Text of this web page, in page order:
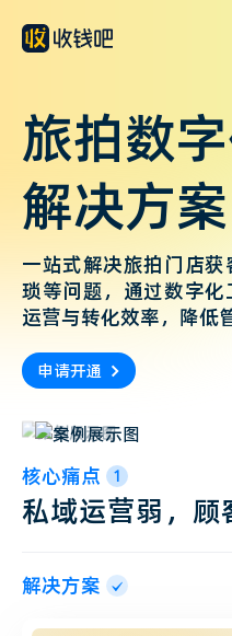
旅拍数
解决方案
一站式解决旅拍门店
琐等问题，通过数字
运营与转化效率，降低
申请开通
核心痛点 1
私域运营弱，顾
解决方案